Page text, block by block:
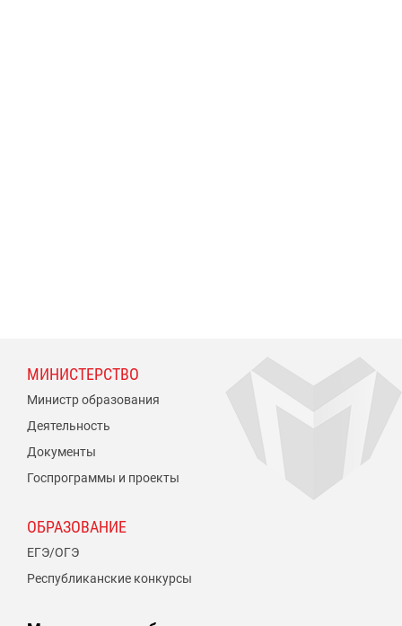
МИНИСТЕРСТВО
Министр образования
Деятельность
Документы
Госпрограммы и проекты
ОБРАЗОВАНИЕ
ЕГЭ/ОГЭ
Республиканские конкурсы